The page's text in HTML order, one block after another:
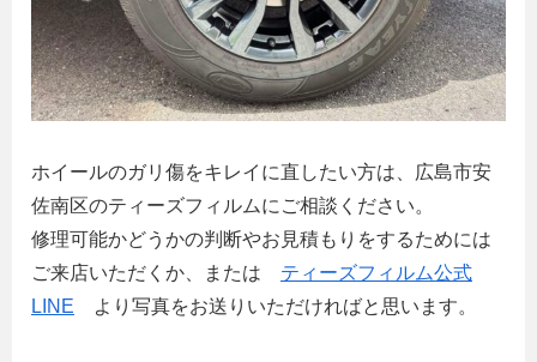
ホイールのガリ傷をキレイに直したい方は、広島市安
佐南区のティーズフィルムにご相談ください。
修理可能かどうかの判断やお見積もりをするためには
ご来店いただくか、または ティーズフィルム公式
LINE より写真をお送りいただければと思います。